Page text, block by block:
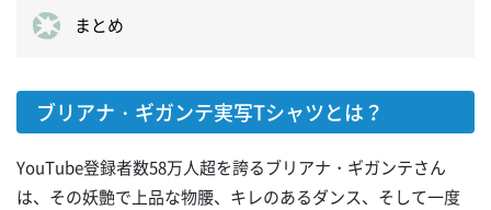
まとめ
ブリアナ・ギガンテ実写Tシャツとは？
YouTube登録者数58万人超を誇るブリアナ・ギガンテさん
は、その妖艶で上品な物腰、キレのあるダンス、そして一度